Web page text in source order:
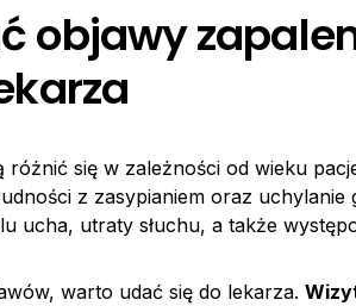
objawy
różnić się w zależności od wieku
z zasypianiem oraz uchylanie
ucha, utraty słuchu, a także
warto udać się do lekarza.